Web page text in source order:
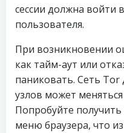
сессии должна войти
пользователя.
При возникновении
как тайм-аут или
паниковать. Сеть Tor
узлов может
Попробуйте
меню браузера, что